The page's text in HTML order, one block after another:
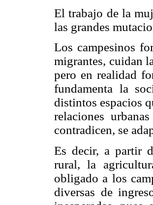
El trabajo de la
las grandes
Los campesinos
migrantes, cuidan
pero en realidad
fundamenta la
distintos espacios
relaciones
contradicen, se
Es decir, a partir
rural, la
obligado a los
diversas de